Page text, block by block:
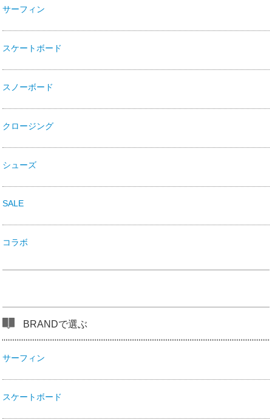
サーフィン
スケートボード
スノーボード
クロージング
シューズ
SALE
コラボ
BRANDで選ぶ
サーフィン
スケートボード